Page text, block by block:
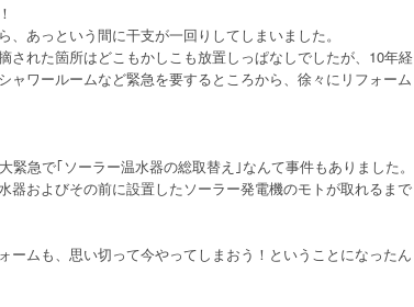
あっという間に干支が一回りしてしまいました。
された箇所はどこもかしこも放置しっぱなしでしたが、10年経
ャワールームなど緊急を要するところから、徐々にリフォーム
急で｢ソーラー温水器の総取替え｣なんて事件もありました。
器およびその前に設置したソーラー発電機のモトが取れるまで
ームも、思い切って今やってしまおう！ということになったん